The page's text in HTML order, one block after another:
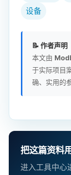
设备
📝 作者声明
本文由
于实际项目
确、实用的
把这篇资料
进入工具中心